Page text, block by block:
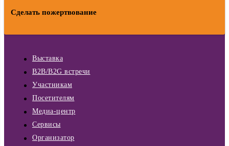
Сделать пожертвование
Выставка
B2B/B2G встречи
Участникам
Посетителям
Медиа-центр
Сервисы
Организатор